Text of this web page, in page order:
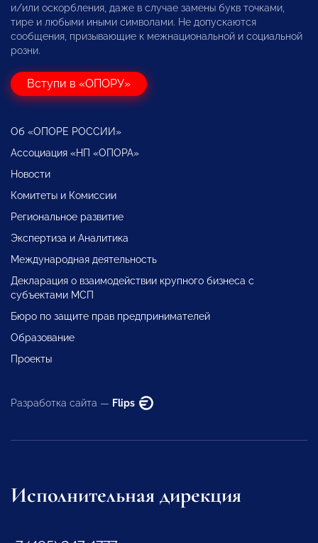
и/или оскорбления, даже в случае замены букв точками,
тире и любыми иными символами. Не допускаются
сообщения, призывающие к межнациональной и социальной
розни.
Вступи в «ОПОРУ»
Об «ОПОРЕ РОССИИ»
Ассоциация «НП «ОПОРА»
Новости
Комитеты и Комиссии
Региональное развитие
Экспертиза и Аналитика
Международная деятельность
Декларация о взаимодействии крупного бизнеса с
субъектами МСП
Бюро по защите прав предпринимателей
Образование
Проекты
Разработка сайта — Flips
Исполнительная дирекция